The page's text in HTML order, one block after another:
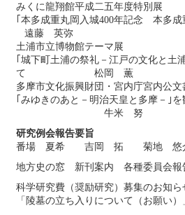
みくに龍翔館平成二五年度特別展
｢本多成重丸岡入城400年記念 本多
遠藤 英弥
土浦市立博物館テーマ展
｢城下町土浦の祭礼－江戸の文化と土
て 松岡 薫
多摩市文化振興財団・宮内庁宮内公文
｢みゆきのあと－明治天皇と多摩－｣
牛米 努
研究例会報告要旨
番場 夏希 吉岡 拓 菊地 悠
地方史の窓 新刊案内 各種委員会報
科学研究費（奨励研究）募集のお知ら
「陵墓の立ち入りについて（お願い